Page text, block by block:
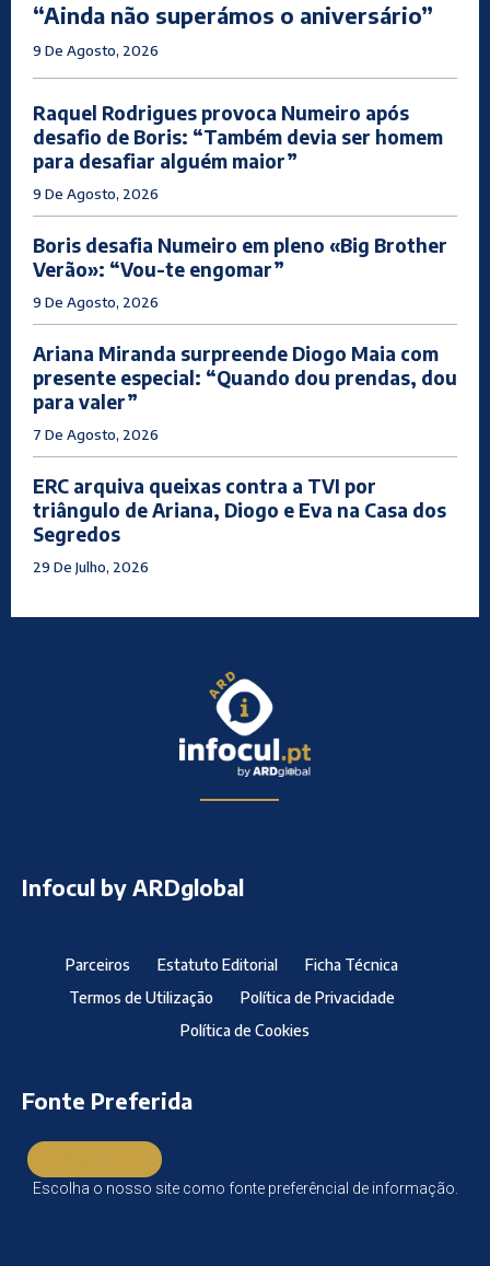
“Ainda não superámos o aniversário”
9 De Agosto, 2026
Raquel Rodrigues provoca Numeiro após
desafio de Boris: “Também devia ser homem
para desafiar alguém maior”
9 De Agosto, 2026
Boris desafia Numeiro em pleno «Big Brother
Verão»: “Vou-te engomar”
9 De Agosto, 2026
Ariana Miranda surpreende Diogo Maia com
presente especial: “Quando dou prendas, dou
para valer”
7 De Agosto, 2026
ERC arquiva queixas contra a TVI por
triângulo de Ariana, Diogo e Eva na Casa dos
Segredos
29 De Julho, 2026
Infocul by ARDglobal
Parceiros Estatuto Editorial
Ficha Técnica
Termos de Utilização
Política de Privacidade
Política de Cookies
Fonte Preferida
Escolha o nosso site como fonte preferêncial de informação.